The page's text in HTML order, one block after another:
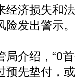
经济损失和
发出警示。
局介绍，“0
预先垫付，